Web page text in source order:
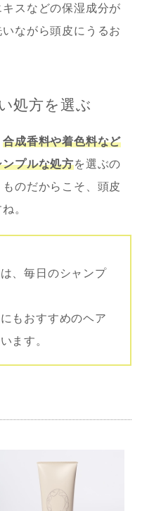
スなどの保湿成分が
ながら頭皮にうるお
処方を選ぶ
合成香料や着色料など
プルな処方を選ぶの
のだからこそ、頭皮
。
、毎日のシャンプ
もおすすめのヘア
ます。